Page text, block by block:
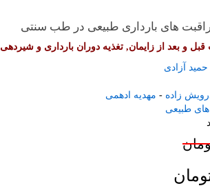
های بارداری طبیعی در طب سنتی
و بعد از زایمان, تغذیه دوران بارداری و شیردهی
حمید آزادی
زاده - مهدیه ادهمی
طبیعی